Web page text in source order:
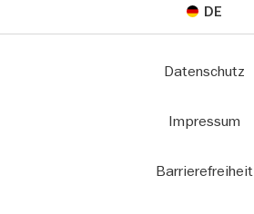
DE
Datenschutz
Impressum
Barrierefreiheit